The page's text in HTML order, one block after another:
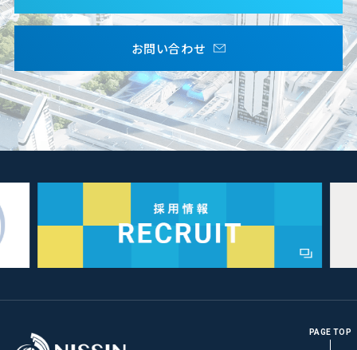
お問い合わせ
PAGE TOP